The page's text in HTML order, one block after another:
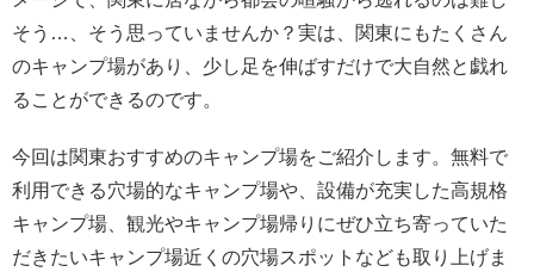
そう…、そう思っていませんか？実は、関東にもたくさん
のキャンプ場があり、少し足を伸ばすだけで大自然と戯れ
ることができるのです。
今回は関東おすすめのキャンプ場をご紹介します。無料で
利用できる穴場的なキャンプ場や、設備が充実した高規格
キャンプ場、観光やキャンプ場帰りにぜひ立ち寄っていた
だきたいキャンプ場近くの穴場スポットなども取り上げま